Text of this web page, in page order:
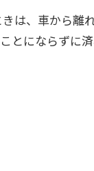
は、車から離
とにならずに済